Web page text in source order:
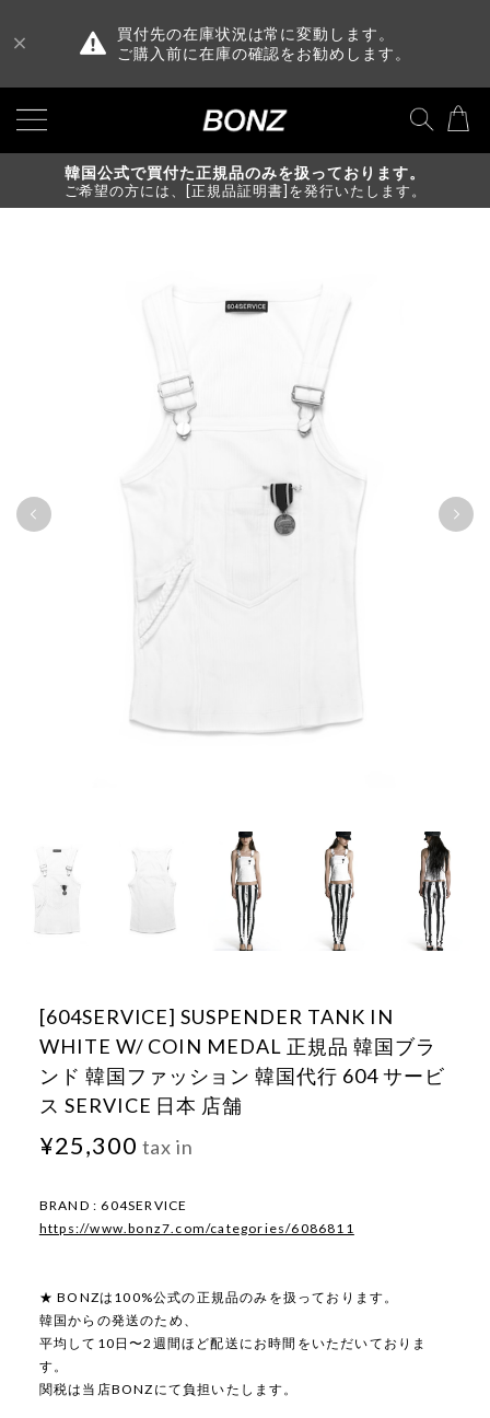
買付先の在庫状況は常に変動します。
ご購入前に在庫の確認をお勧めします。
韓国公式で買付た正規品のみを扱っております。
ご希望の方には、[正規品証明書]を発行いたします。
[604SERVICE] SUSPENDER TANK IN
WHITE W/ COIN MEDAL 正規品 韓国ブラ
ンド 韓国ファッション 韓国代行 604 サービ
ス SERVICE 日本 店舗
¥25,300 tax in
BRAND : 604SERVICE
https://www.bonz7.com/categories/6086811
★ BONZは100%公式の正規品のみを扱っております。
韓国からの発送のため、
平均して10日〜2週間ほど配送にお時間をいただいておりま
す。
関税は当店BONZにて負担いたします。